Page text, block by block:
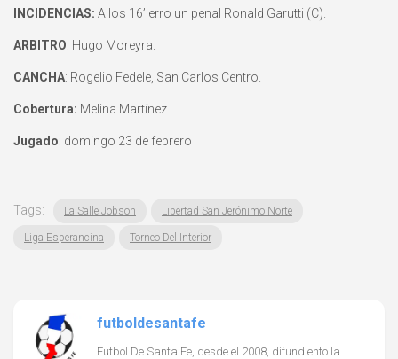
INCIDENCIAS: A los 16’ erro un penal Ronald Garutti (C).
ARBITRO: Hugo Moreyra.
CANCHA: Rogelio Fedele, San Carlos Centro.
Cobertura: Melina Martínez
Jugado: domingo 23 de febrero
Tags: La Salle Jobson Libertad San Jerónimo Norte
Liga Esperancina Torneo Del Interior
futboldesantafe
Futbol De Santa Fe, desde el 2008, difundiento la